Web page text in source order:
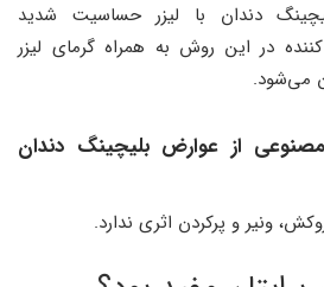
دندان با لیزر حساسیت شدید
در این روش به همراه گرمای لیزر
می‌شود.
از عوارض بلیچینگ دندان
ونیر و پرکردن اثری ندارد.